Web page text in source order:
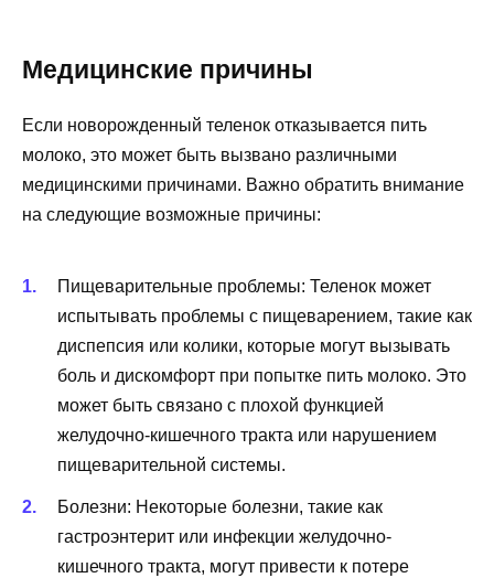
Медицинские причины
Если новорожденный теленок отказывается пить
молоко, это может быть вызвано различными
медицинскими причинами. Важно обратить внимание
на следующие возможные причины:
Пищеварительные проблемы: Теленок может
испытывать проблемы с пищеварением, такие как
диспепсия или колики, которые могут вызывать
боль и дискомфорт при попытке пить молоко. Это
может быть связано с плохой функцией
желудочно-кишечного тракта или нарушением
пищеварительной системы.
Болезни: Некоторые болезни, такие как
гастроэнтерит или инфекции желудочно-
кишечного тракта, могут привести к потере